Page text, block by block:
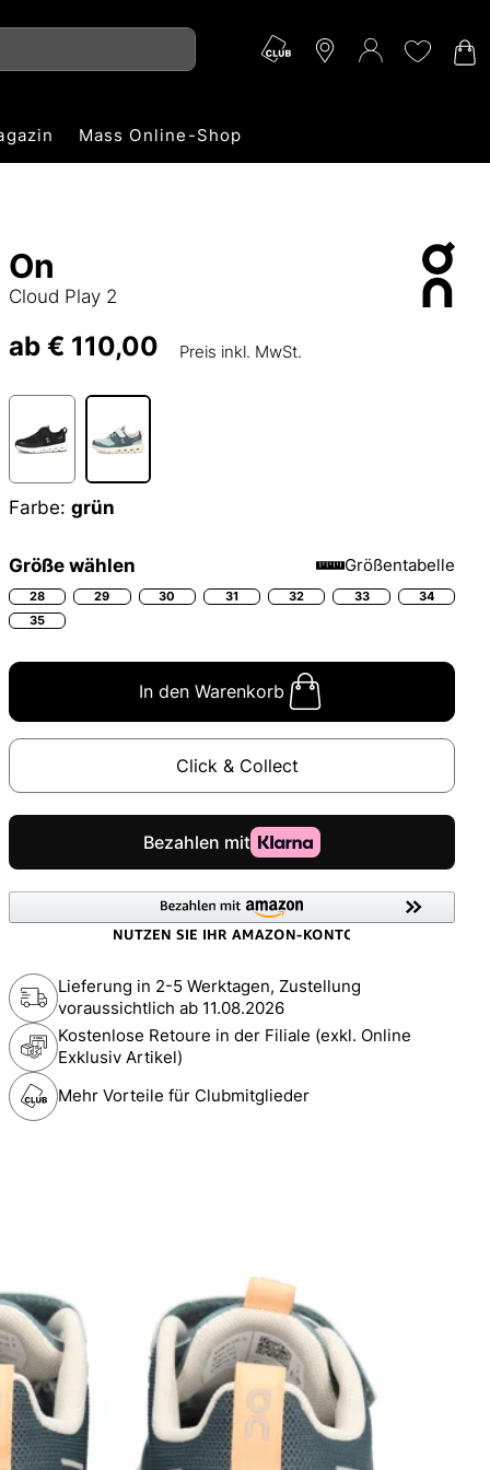
Mass Online-Shop
On
Cloud Play 2
ab € 110,00 Preis inkl. MwSt.
Farbe: grün
Größe wählen Größentabelle
28 29 30 31 32 33
34
35
In den Warenkorb
Click & Collect
Lieferung in 2-5 Werktagen, Zustellung
voraussichtlich ab 11.08.2026
Kostenlose Retoure in der Filiale (exkl. Online
Exklusiv Artikel)
Mehr Vorteile für Clubmitglieder